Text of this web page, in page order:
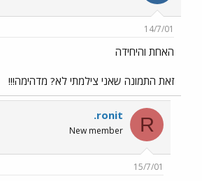
14/7/01
האחת והיחידה
זאת התמונה שאני צילמתי לא? מדהימה!!!
R
.ronit
New member
15/7/01